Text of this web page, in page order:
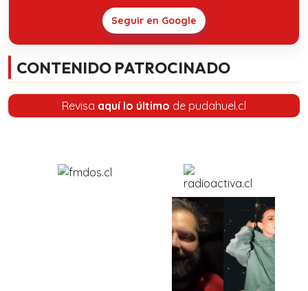
Seguir en Google
CONTENIDO PATROCINADO
Revisa aquí lo último de pudahuel.cl